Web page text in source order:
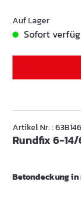
Auf Lager
Sofort
Artikel Nr. :
Rundfix
Betondeckung in